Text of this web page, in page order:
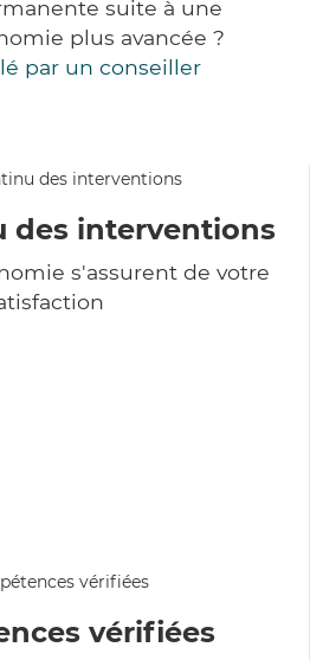
suite à une
plus avancée ?
par un conseiller
des interventions
s'assurent de votre
vérifiées